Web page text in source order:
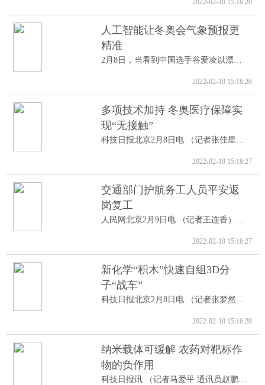
2022-02-10 15:16:26
人工智能让冬奥会气象预报更
精准
2月8日，当看到中国选手谷爱凌以漂亮的高...
2022-02-10 15:16:26
多项技术加持 冬奥医疗保障实
现“无接触”
科技日报北京2月8日电 （记者张佳星）记...
2022-02-10 15:16:27
交通部门护航务工人员平安返
岗复工
人民网北京2月9日电 （记者王连香）记者...
2022-02-10 15:16:27
新化学“积木”快速自组3D分
子“战车”
科技日报北京2月8日电 （记者张梦然）据...
2022-02-10 15:16:28
纳米载体可缓解 农药对靶标作
物的负作用
科技日报讯 （记者马爱平 通讯员赵鹏跃...